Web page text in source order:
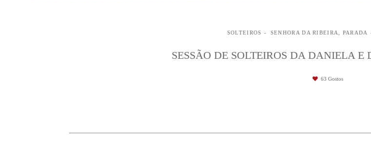
SOLTEIROS SENHORA DA RIBEIRA, PARADA
SESSÃO DE SOLTEIROS DA DANIELA
63 Gostos